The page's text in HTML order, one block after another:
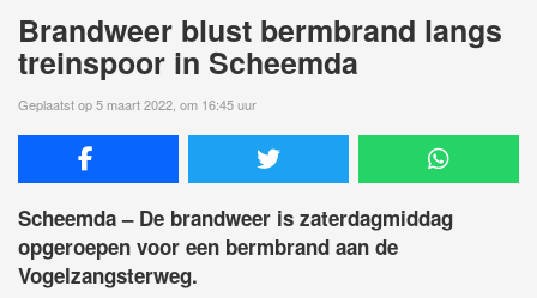
Brandweer blust bermbrand langs
treinspoor in Scheemda
Geplaatst op 5 maart 2022, om 16:45 uur
Scheemda – De brandweer is zaterdagmiddag
opgeroepen voor een bermbrand aan de
Vogelzangsterweg.